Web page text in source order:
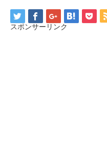
スポンサーリンク